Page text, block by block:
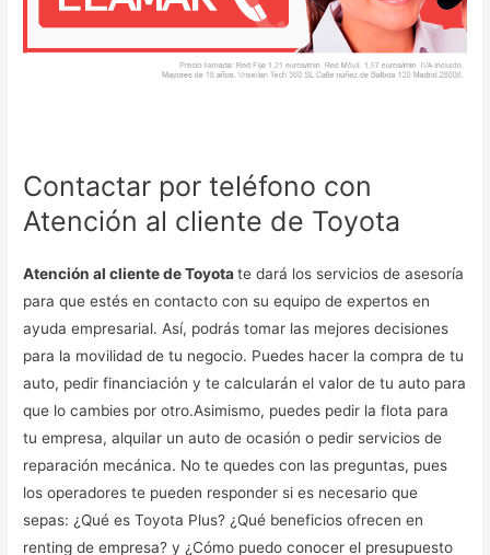
Contactar por teléfono con
Atención al cliente de Toyota
Atención al cliente de Toyotate dará los servicios de asesoría
para que estés en contacto con su equipo de expertos en
ayuda empresarial. Así, podrás tomar las mejores decisiones
para la movilidad de tu negocio. Puedes hacer la compra de tu
auto, pedir financiación y te calcularán el valor de tu auto para
que lo cambies por otro.Asimismo, puedes pedir la flota para
tu empresa, alquilar un auto de ocasión o pedir servicios de
reparación mecánica. No te quedes con las preguntas, pues
los operadores te pueden responder si es necesario que
sepas: ¿Qué es Toyota Plus? ¿Qué beneficios ofrecen en
renting de empresa? y ¿Cómo puedo conocer el presupuesto